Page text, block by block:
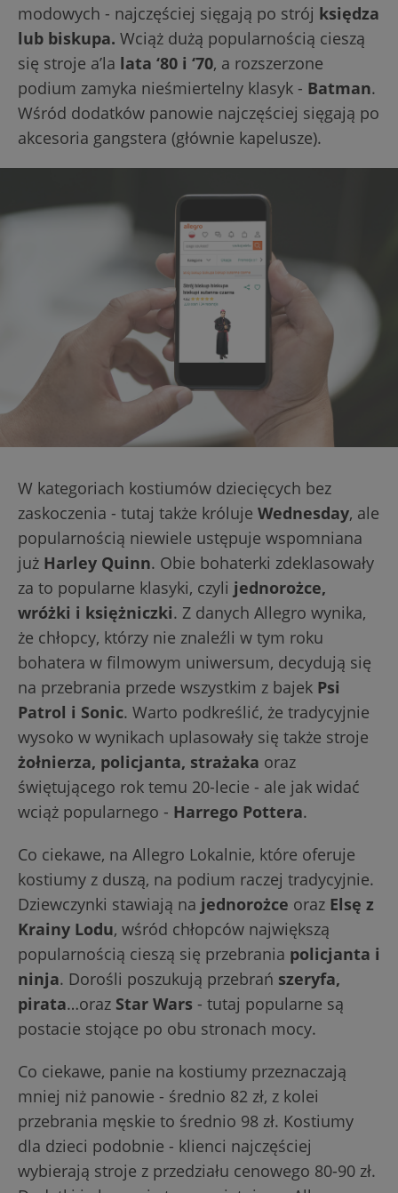
modowych - najczęściej sięgają po strój księdza
lub biskupa. Wciąż dużą popularnością cieszą
się stroje a’la lata ‘80 i ‘70, a rozszerzone
podium zamyka nieśmiertelny klasyk - Batman.
Wśród dodatków panowie najczęściej sięgają po
akcesoria gangstera (głównie kapelusze).
W kategoriach kostiumów dziecięcych bez
zaskoczenia - tutaj także króluje Wednesday, ale
popularnością niewiele ustępuje wspomniana
już Harley Quinn. Obie bohaterki zdeklasowały
za to popularne klasyki, czyli jednorożce,
wróżki i księżniczki. Z danych Allegro wynika,
że chłopcy, którzy nie znaleźli w tym roku
bohatera w filmowym uniwersum, decydują się
na przebrania przede wszystkim z bajek Psi
Patrol i Sonic. Warto podkreślić, że tradycyjnie
wysoko w wynikach uplasowały się także stroje
żołnierza, policjanta, strażaka oraz
świętującego rok temu 20-lecie - ale jak widać
wciąż popularnego - Harrego Pottera.
Co ciekawe, na Allegro Lokalnie, które oferuje
kostiumy z duszą, na podium raczej tradycyjnie.
Dziewczynki stawiają na jednorożce oraz Elsę z
Krainy Lodu, wśród chłopców największą
popularnością cieszą się przebrania policjanta i
ninja. Dorośli poszukują przebrań szeryfa,
pirata…oraz Star Wars - tutaj popularne są
postacie stojące po obu stronach mocy.
Co ciekawe, panie na kostiumy przeznaczają
mniej niż panowie - średnio 82 zł, z kolei
przebrania męskie to średnio 98 zł. Kostiumy
dla dzieci podobnie - klienci najczęściej
wybierają stroje z przedziału cenowego 80-90 zł.